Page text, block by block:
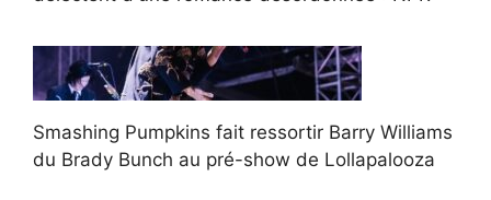
Smashing Pumpkins fait ressortir Barry Williams
du Brady Bunch au pré-show de Lollapalooza